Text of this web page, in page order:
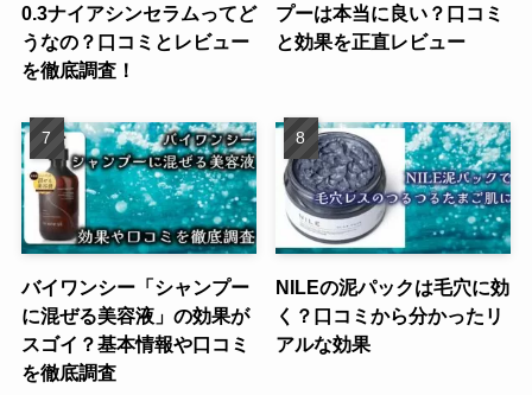
0.3ナイアシンセラムってど
うなの？口コミとレビュー
を徹底調査！
プーは本当に良い？口コミ
と効果を正直レビュー
バイワンシー「シャンプー
に混ぜる美容液」の効果が
スゴイ？基本情報や口コミ
を徹底調査
NILEの泥パックは毛穴に効
く？口コミから分かったリ
アルな効果